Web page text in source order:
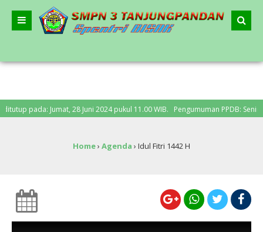
pada: Jumat, 28 Juni 2024 pukul 11.00 WIB. Pengumuman PPDB: Senin, 1
Home› Agenda › Idul Fitri 1442 H